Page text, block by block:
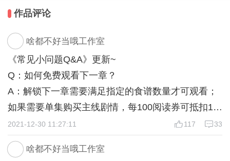
作品评论
啥都不好当哦工作室
《常见小问题Q&A》更新~
Q：如何免费观看下一章？
A：解锁下一章需要满足指定的食谱数量才可观看；
如果需要单集购买主线剧情，每100阅读券可抵扣1闪
~
Q：【阅读券】怎么获得？有什么用处？
33
117
2021-12-30 11:27:11
啥都不好当哦工作室